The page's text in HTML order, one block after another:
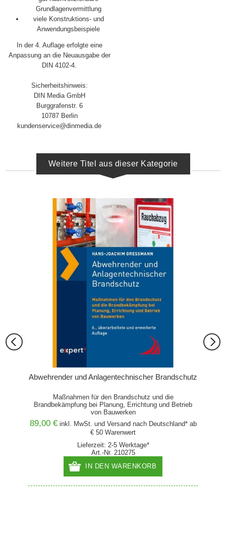
Grundlagenvermittlung
viele Konstruktions- und
Anwendungsbeispiele
In der 4. Auflage erfolgte eine
Anpassung an die Neuausgabe der
DIN 4102-4.
Sicherheitshinweis:
DIN Media GmbH
Burggrafenstr. 6
10787 Berlin
kundenservice@dinmedia.de
Weitere Titel aus dieser Kategorie
Abwehrender und Anlagentechnischer Brandschutz
Maßnahmen für den Brandschutz und die
Brandbekämpfung bei Planung, Errichtung und Betrieb
von Bauwerken
89,00 € inkl. MwSt. und Versandnach Deutschland* ab
€ 50 Warenwert
Lieferzeit: 2-5 Werktage*
Art.-Nr. 210275
IN DEN WARENKORB